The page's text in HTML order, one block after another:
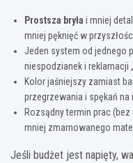
Prostsza bryła i mniej
mniej pęknięć w
Jeden system od jednego
niespodzianek i reklamacji
Kolor jaśniejszy zamiast
przegrzewania i spękań
Rozsądny termin prac
mniej zmarnowanego
Jeśli budżet jest napięty,